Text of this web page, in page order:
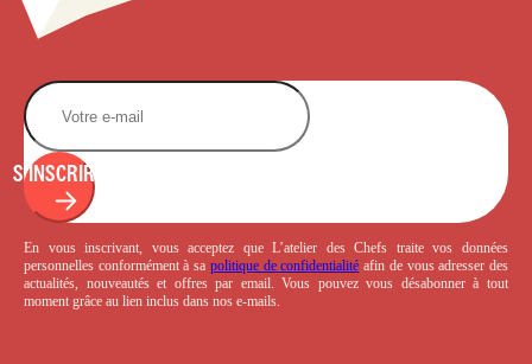
S'INSCRIRE
En vous inscrivant, vous acceptez que L’atelier des Chefs traite vos données
personnelles conformément à sa politique de confidentialité afin de vous adresser des
actualités, nouveautés et offres par email. Vous pouvez vous désabonner à tout
moment grâce au lien inclus dans nos e-mails.